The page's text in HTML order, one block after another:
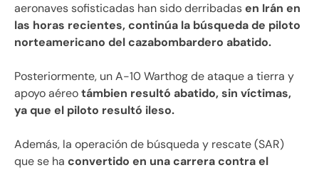
aeronaves sofisticadas han sido derribadasen Irán en
las horas recientes, continúa la búsqueda de piloto
norteamericano del cazabombardero abatido.
Posteriormente, un A-10 Warthog de ataque a tierra y
apoyo aéreotámbien resultó abatido, sin víctimas,
ya que el piloto resultó ileso.
Además, la operación de búsqueda y rescate (SAR)
que se ha convertido en una carrera contra el